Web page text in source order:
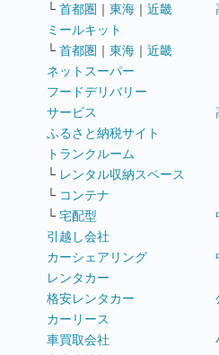
└ 首都圏 ｜ 東海 ｜ 近畿
ミールキット
└ 首都圏 ｜ 東海 ｜ 近畿
ネットスーパー
フードデリバリー
サービス
ふるさと納税サイト
トランクルーム
└ レンタル収納スペース
└ コンテナ
└ 宅配型
引越し会社
カーシェアリング
レンタカー
格安レンタカー
カーリース
車買取会社